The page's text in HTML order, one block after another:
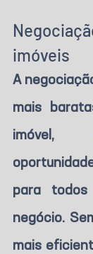
imóveis
A
mais
imóvel,
para
negócio.
mais